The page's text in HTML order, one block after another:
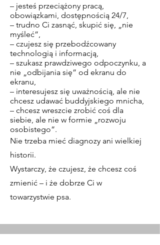
– jesteś przeciążony pracą,
obowiązkami, dostępnością 24/7,
– trudno Ci zasnąć, skupić się, „nie
myśleć”,
– czujesz się przebodźcowany
technologią i informacją,
– szukasz prawdziwego odpoczynku, a
nie „odbijania się” od ekranu do
ekranu,
– interesujesz się uważnością, ale nie
chcesz udawać buddyjskiego mnicha,
– chcesz wreszcie zrobić coś dla
siebie, ale nie w formie „rozwoju
osobistego”.
Nie trzeba mieć diagnozy ani wielkiej
historii.
Wystarczy, że czujesz, że chcesz coś
zmienić – i że dobrze Ci w
towarzystwie psa.